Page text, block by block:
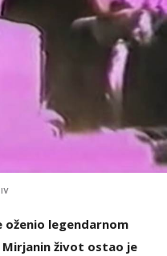
oženio legendarnom
Mirjanin život ostao je